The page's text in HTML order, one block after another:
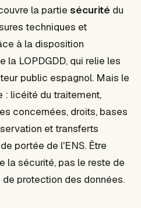
la partie sécurité du
techniques et
à la disposition
la LOPDGDD, qui relie les
public espagnol. Mais le
: licéité du traitement,
concernées, droits, bases
et transferts
portée de l'ENS. Être
la sécurité, pas le reste de
protection des données.